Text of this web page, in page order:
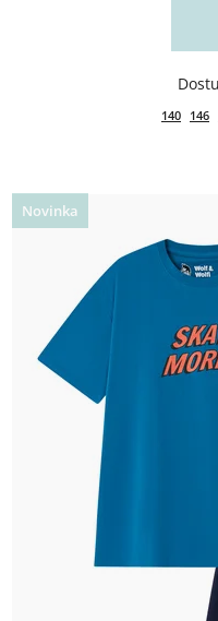
140 146
Novinka